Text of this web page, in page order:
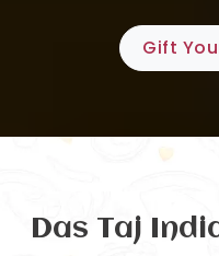
Gift
Das Taj